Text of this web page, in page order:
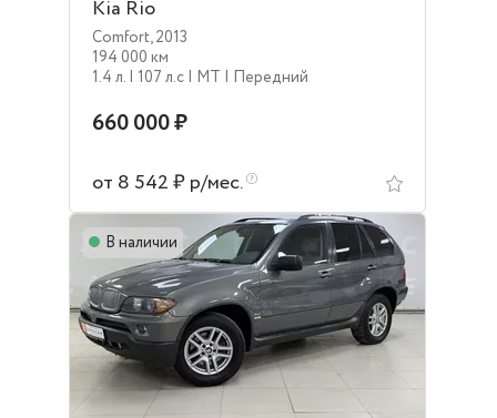
Kia Rio
Comfort,2013
194 000 км
1.4 л. | 107 л.c | MT | Передний
660 000 ₽
от 8 542 ₽ р/мес.
В наличии